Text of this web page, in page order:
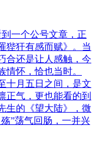
一个公号文章，正
狴犴有感而赋》。当
合还是让人感触，今
怀，恰也当时。
十月五日之间，是文
正气，更也能看的到
生的《望大陆》，微
”荡气回肠，一并兴